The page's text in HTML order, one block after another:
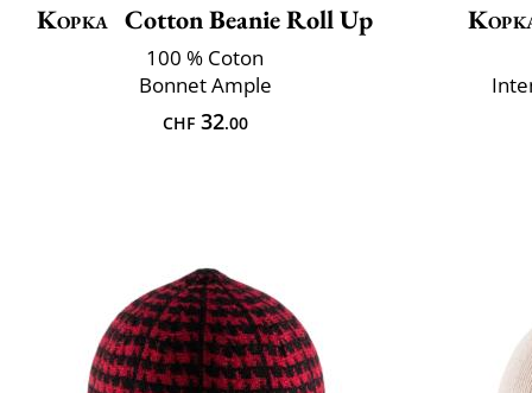
Kopka Cotton Beanie Roll Up
100 % Coton
Bonnet Ample
CHF32.00